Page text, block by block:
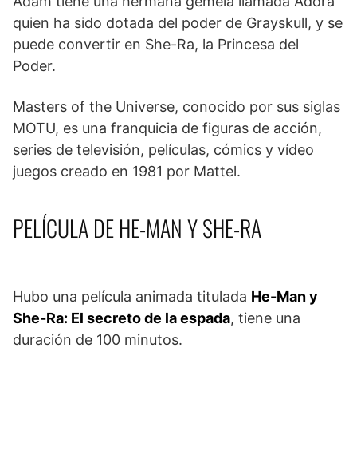
quien ha sido dotada del poder de Grayskull, y se
puede convertir en She-Ra, la Princesa del
Poder.
Masters of the Universe, conocido por sus siglas
MOTU, es una franquicia de figuras de acción,
series de televisión, películas, cómics y vídeo
juegos creado en 1981 por Mattel.
PELÍCULA DE HE-MAN Y SHE-RA
Hubo una película animada titulada He-Man y
She-Ra: El secreto de la espada, tiene una
duración de 100 minutos.